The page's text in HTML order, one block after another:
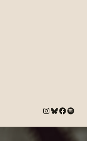
# Bluesky # Spotify